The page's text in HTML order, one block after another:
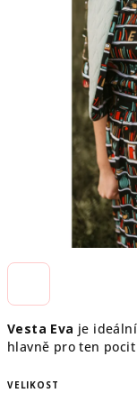
Vesta Eva je
hlavně pro ten pocit
VELIKOST